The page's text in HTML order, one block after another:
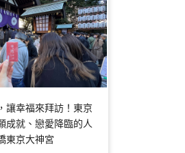
讓幸福來拜訪！東京
成就、戀愛降臨的人
東京大神宮